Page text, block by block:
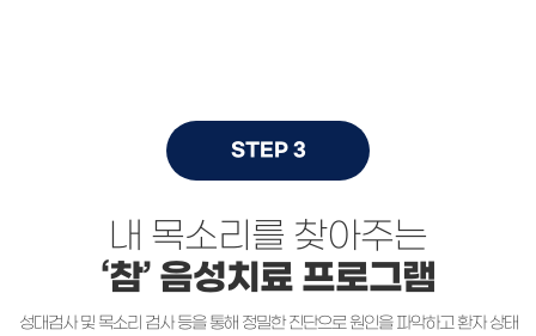
STEP 3
내 목소리를 찾아주는
‘참’ 음성치료 프로그램
성대검사 및 목소리 검사 등을 통해 정밀한 진단으로 원인을 파악하고환자 상태